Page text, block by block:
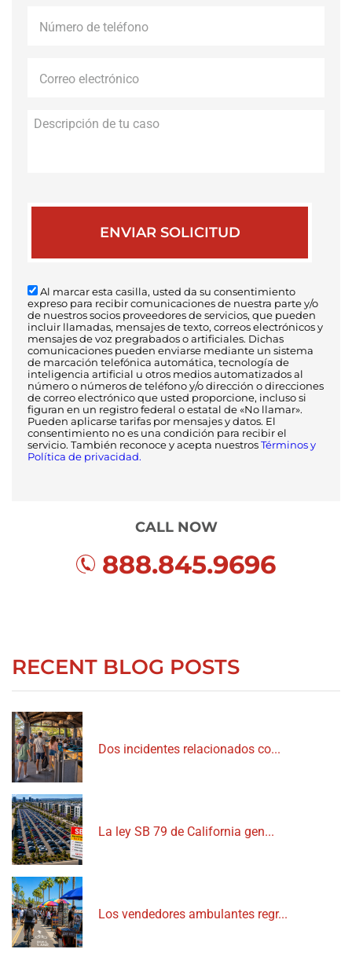
de
electrónico *
Al marcar esta casilla, usted da su consentimiento
expreso para recibir comunicaciones de nuestra parte y/o
de nuestros socios proveedores de servicios, que pueden
incluir llamadas, mensajes de texto, correos electrónicos y
mensajes de voz pregrabados o artificiales. Dichas
comunicaciones pueden enviarse mediante un sistema
de marcación telefónica automática, tecnología de
inteligencia artificial u otros medios automatizados al
número o números de teléfono y/o dirección o direcciones
de correo electrónico que usted proporcione, incluso si
figuran en un registro federal o estatal de «No llamar».
Pueden aplicarse tarifas por mensajes y datos. El
consentimiento no es una condición para recibir el
servicio. También reconoce y acepta nuestros Términos y
Política de privacidad.
CALL NOW
888.845.9696
RECENT BLOG POSTS
Dos incidentes relacionados co...
La ley SB 79 de California gen...
Los vendedores ambulantes regr...